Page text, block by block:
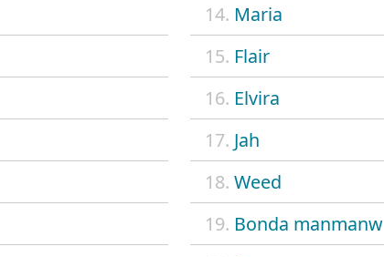
14. Maria
15. Flair
16. Elvira
17. Jah
18. Weed
19. Bonda manmanw